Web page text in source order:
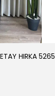
HIRKA 5265